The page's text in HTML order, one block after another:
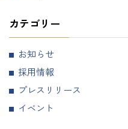
カテゴリー
お知らせ
採用情報
プレスリリース
イベント